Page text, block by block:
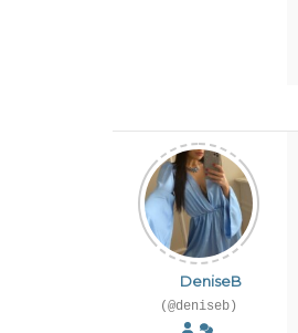
DeniseB
(@deniseb)